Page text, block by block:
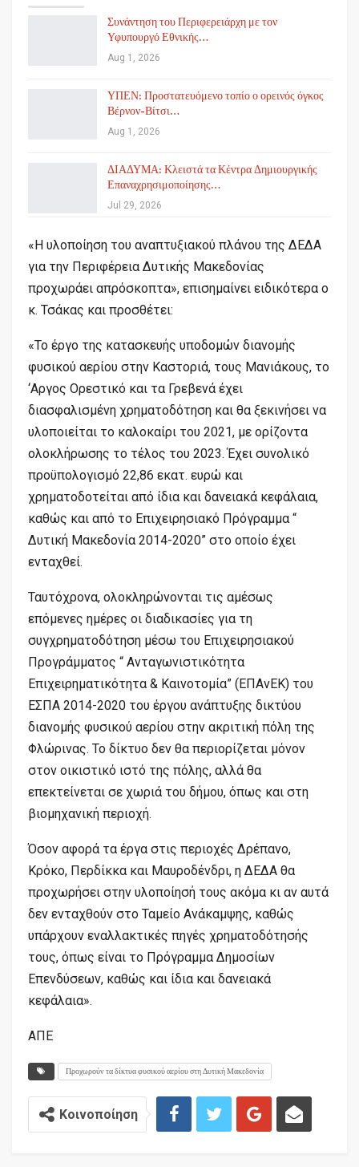
Συνάντηση του Περιφερειάρχη με τον
Υφυπουργό Εθνικής…
Aug 1, 2026
ΥΠΕΝ: Προστατευόμενο τοπίο ο ορεινός όγκος
Βέρνον-Βίτσι…
Aug 1, 2026
ΔΙΑΔΥΜΑ: Κλειστά τα Κέντρα Δημιουργικής
Επαναχρησιμοποίησης…
Jul 29, 2026
«Η υλοποίηση του αναπτυξιακού πλάνου της ΔΕΔΑ
για την Περιφέρεια Δυτικής Μακεδονίας
προχωράει απρόσκοπτα», επισημαίνει ειδικότερα ο
κ. Τσάκας και προσθέτει:
«Το έργο της κατασκευής υποδομών διανομής
φυσικού αερίου στην Καστοριά, τους Μανιάκους, το
‘Αργος Ορεστικό και τα Γρεβενά έχει
διασφαλισμένη χρηματοδότηση και θα ξεκινήσει να
υλοποιείται το καλοκαίρι του 2021, με ορίζοντα
ολοκλήρωσης το τέλος του 2023. Έχει συνολικό
προϋπολογισμό 22,86 εκατ. ευρώ και
χρηματοδοτείται από ίδια και δανειακά κεφάλαια,
καθώς και από το Επιχειρησιακό Πρόγραμμα “
Δυτική Μακεδονία 2014-2020” στο οποίο έχει
ενταχθεί.
Ταυτόχρονα, ολοκληρώνονται τις αμέσως
επόμενες ημέρες οι διαδικασίες για τη
συγχρηματοδότηση μέσω του Επιχειρησιακού
Προγράμματος “ Ανταγωνιστικότητα
Επιχειρηματικότητα & Καινοτομία” (ΕΠΑνΕΚ) του
ΕΣΠΑ 2014-2020 του έργου ανάπτυξης δικτύου
διανομής φυσικού αερίου στην ακριτική πόλη της
Φλώρινας. Το δίκτυο δεν θα περιορίζεται μόνον
στον οικιστικό ιστό της πόλης, αλλά θα
επεκτείνεται σε χωριά του δήμου, όπως και στη
βιομηχανική περιοχή.
Όσον αφορά τα έργα στις περιοχές Δρέπανο,
Κρόκο, Περδίκκα και Μαυροδένδρι, η ΔΕΔΑ θα
προχωρήσει στην υλοποίησή τους ακόμα κι αν αυτά
δεν ενταχθούν στο Ταμείο Ανάκαμψης, καθώς
υπάρχουν εναλλακτικές πηγές χρηματοδότησής
τους, όπως είναι το Πρόγραμμα Δημοσίων
Επενδύσεων, καθώς και ίδια και δανειακά
κεφάλαια».
ΑΠΕ
Προχωρούν τα δίκτυα φυσικού αερίου στη Δυτική Μακεδονία
Κοινοποίηση